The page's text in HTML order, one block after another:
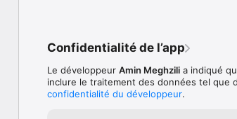
Confidentialité de l’app
Le développeur Amin Meghzili a indiqué
inclure le traitement des données tel que
confidentialité du développeur.